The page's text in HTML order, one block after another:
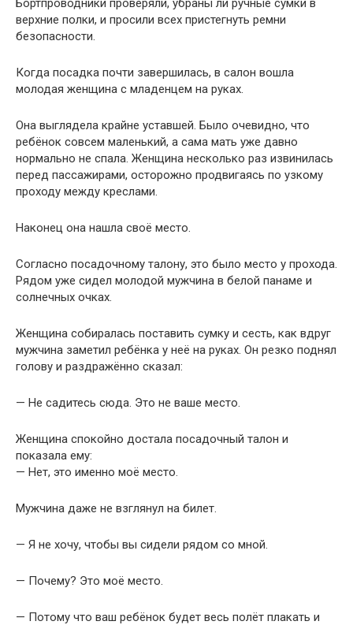
Бортпроводники проверяли, убраны ли ручные сумки в
верхние полки, и просили всех пристегнуть ремни
безопасности.
Когда посадка почти завершилась, в салон вошла
молодая женщина с младенцем на руках.
Она выглядела крайне уставшей. Было очевидно, что
ребёнок совсем маленький, а сама мать уже давно
нормально не спала. Женщина несколько раз извинилась
перед пассажирами, осторожно продвигаясь по узкому
проходу между креслами.
Наконец она нашла своё место.
Согласно посадочному талону, это было место у прохода.
Рядом уже сидел молодой мужчина в белой панаме и
солнечных очках.
Женщина собиралась поставить сумку и сесть, как вдруг
мужчина заметил ребёнка у неё на руках. Он резко поднял
голову и раздражённо сказал:
— Не садитесь сюда. Это не ваше место.
Женщина спокойно достала посадочный талон и
показала ему:
— Нет, это именно моё место.
Мужчина даже не взглянул на билет.
— Я не хочу, чтобы вы сидели рядом со мной.
— Почему? Это моё место.
— Потому что ваш ребёнок будет весь полёт плакать и